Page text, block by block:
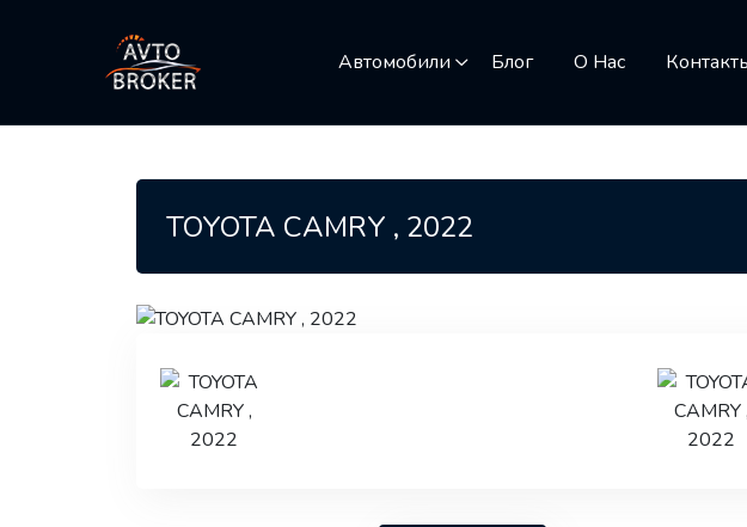
Автомобили Блог О Нас
TOYOTA CAMRY , 2022